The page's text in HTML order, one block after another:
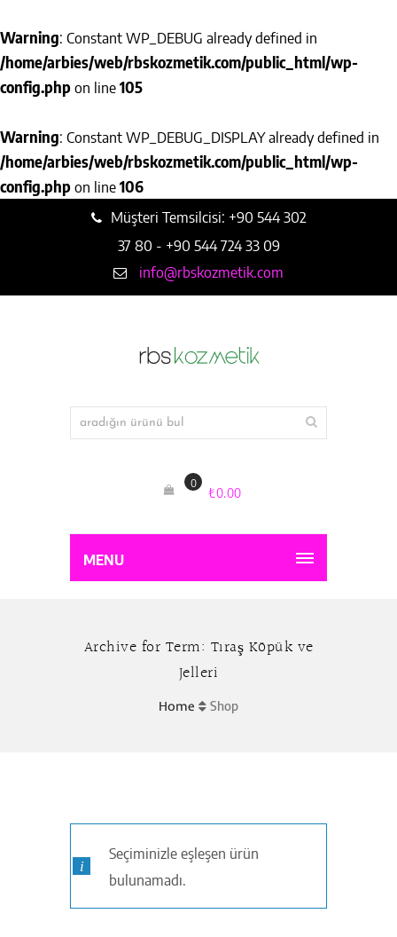
Warning: Constant WP_DEBUG already defined in
/home/arbies/web/rbskozmetik.com/public_html/wp-
config.phpon line105
Warning: Constant WP_DEBUG_DISPLAY already defined in
/home/arbies/web/rbskozmetik.com/public_html/wp-
config.phpon line106
Müşteri Temsilcisi: +90 544 302
37 80 - +90 544 724 33 09
info@rbskozmetik.com
0
₺0.00
MENU
Archive for Term: Tıraş Köpük ve
Jelleri
Home Shop
Seçiminizle eşleşen ürün
bulunamadı.